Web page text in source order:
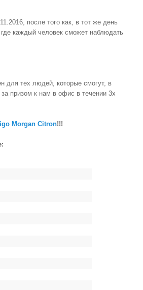
после того как, в тот же день
каждый человек сможет наблюдать
для тех людей, которые смогут, в
призом к нам в офис в течении 3х
Morgan Citron!!!